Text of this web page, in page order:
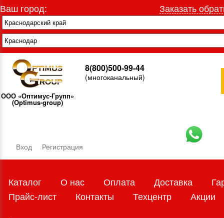
Ваш город: Заказать
ООО «Оптимус-Групп»
(Optimus-group)
8(800)500-99-44
(многоканальный)
Вход Регистрация
Каталог О нас Оплата Доставка
Прайс-лист
Контакты Техцентр Акции